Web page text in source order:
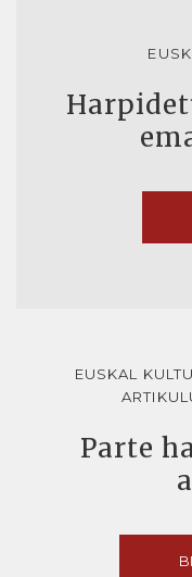
EUSKAL
Parte